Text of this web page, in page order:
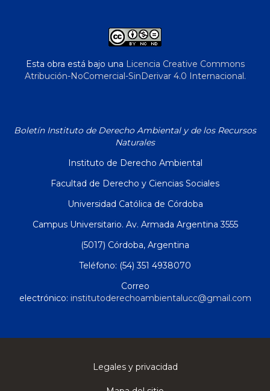
Esta obra está bajo una Licencia Creative Commons
Atribución-NoComercial-SinDerivar 4.0 Internacional.
Boletín Instituto de Derecho Ambiental y de los Recursos
Naturales
Instituto de Derecho Ambiental
Facultad de Derecho y Ciencias Sociales
Universidad Católica de Córdoba
Campus Universitario. Av. Armada Argentina 3555
(5017) Córdoba, Argentina
Teléfono: (54) 351 4938070
Correo
electrónico: institutoderechoambientalucc@gmail.com
Legales y privacidad